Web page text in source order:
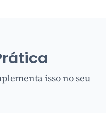
isso no seu